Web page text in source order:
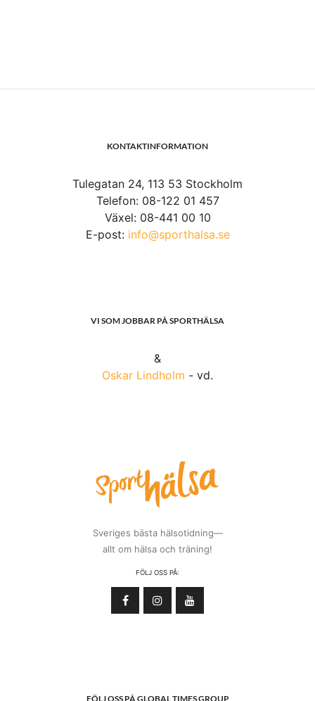
KONTAKTINFORMATION
Tulegatan 24, 113 53 Stockholm
Telefon: 08-122 01 457
Växel: 08-441 00 10
E-post: info@sporthalsa.se
VI SOM JOBBAR PÅ SPORTHÄLSA
&
Oskar Lindholm - vd.
Sveriges bästa hälsotidning—
allt om hälsa och träning!
FÖLJ OSS PÅ:
FÖLJ OSS PÅ GLOBAL TIMES GROUP